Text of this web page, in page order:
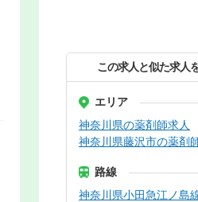
この求人と似た求人
エリア
神奈川県の薬剤師求人
神奈川県藤沢市の薬剤
路線
神奈川県小田急江ノ島